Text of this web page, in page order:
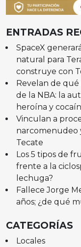
ENTRADAS
SpaceX
natural para
construye con
Revelan de
de la NBA: la
heroína y
Vinculan a
narcomenudeo
Tecate
Los 5 tipos de
frente a la
lechuga?
Fallece Jorge
años; ¿de qué
CATEGORÍAS
Locales